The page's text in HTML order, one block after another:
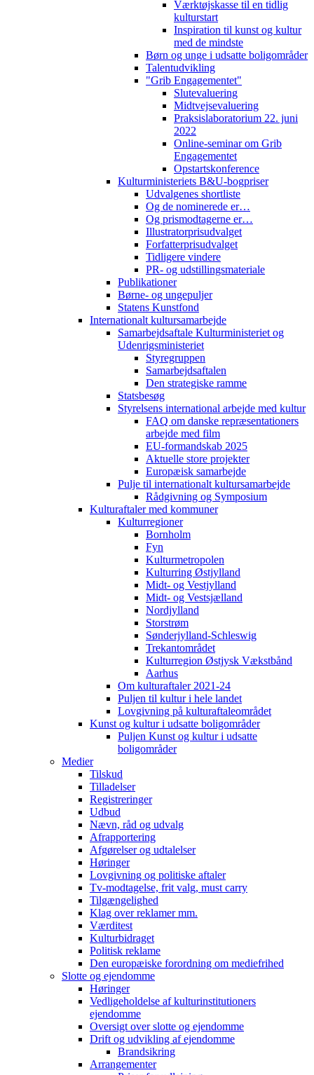
Værktøjskasse til en tidlig
kulturstart
Inspiration til kunst og kultur
med de mindste
Børn og unge i udsatte boligområder
Talentudvikling
"Grib Engagementet"
Slutevaluering
Midtvejsevaluering
Praksislaboratorium 22. juni
2022
Online-seminar om Grib
Engagementet
Opstartskonference
Kulturministeriets B&U-bogpriser
Udvalgenes shortliste
Og de nominerede er…
Og prismodtagerne er…
Illustratorprisudvalget
Forfatterprisudvalget
Tidligere vindere
PR- og udstillingsmateriale
Publikationer
Børne- og ungepuljer
Statens Kunstfond
Internationalt kultursamarbejde
Samarbejdsaftale Kulturministeriet og
Udenrigsministeriet
Styregruppen
Samarbejdsaftalen
Den strategiske ramme
Statsbesøg
Styrelsens international arbejde med kultur
FAQ om danske repræsentationers
arbejde med film
EU-formandskab 2025
Aktuelle store projekter
Europæisk samarbejde
Pulje til internationalt kultursamarbejde
Rådgivning og Symposium
Kulturaftaler med kommuner
Kulturregioner
Bornholm
Fyn
Kulturmetropolen
Kulturring Østjylland
Midt- og Vestjylland
Midt- og Vestsjælland
Nordjylland
Storstrøm
Sønderjylland-Schleswig
Trekantområdet
Kulturregion Østjysk Vækstbånd
Aarhus
Om kulturaftaler 2021-24
Puljen til kultur i hele landet
Lovgivning på kulturaftaleområdet
Kunst og kultur i udsatte boligområder
Puljen Kunst og kultur i udsatte
boligområder
Medier
Tilskud
Tilladelser
Registreringer
Udbud
Nævn, råd og udvalg
Afrapportering
Afgørelser og udtalelser
Høringer
Lovgivning og politiske aftaler
Tv-modtagelse, frit valg, must carry
Tilgængelighed
Klag over reklamer mm.
Værditest
Kulturbidraget
Politisk reklame
Den europæiske forordning om mediefrihed
Slotte og ejendomme
Høringer
Vedligeholdelse af kulturinstitutioners
ejendomme
Oversigt over slotte og ejendomme
Drift og udvikling af ejendomme
Brandsikring
Arrangementer